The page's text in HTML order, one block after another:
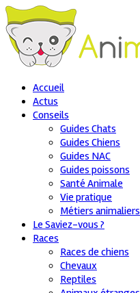
Accueil
Actus
Conseils
Guides Chats
Guides Chiens
Guides NAC
Guides poissons
Santé Animale
Vie pratique
Métiers animaliers
Le Saviez-vous ?
Races
Races de chiens
Chevaux
Reptiles